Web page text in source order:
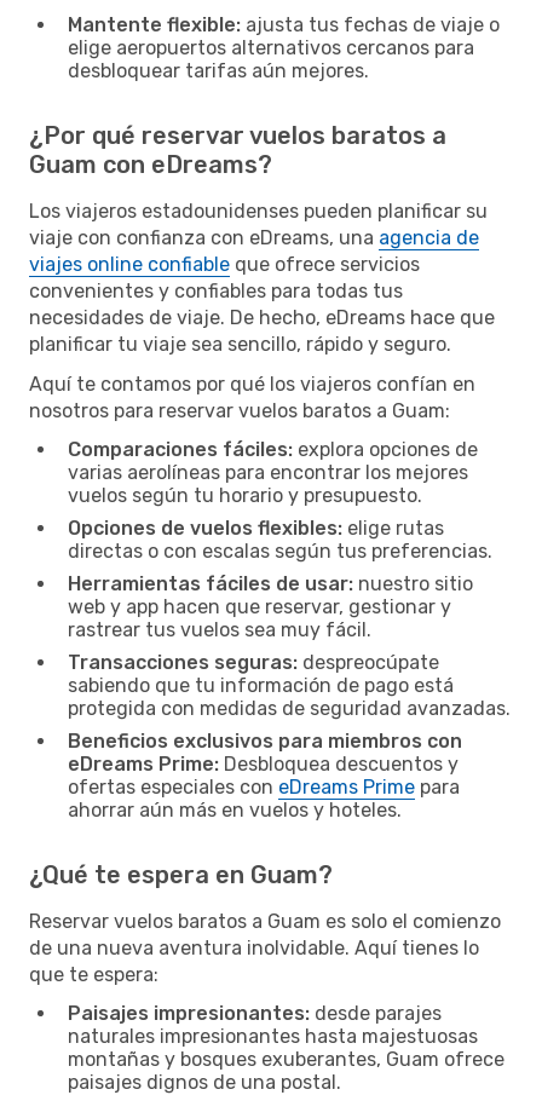
Mantente flexible: ajusta tus fechas de viaje o
elige aeropuertos alternativos cercanos para
desbloquear tarifas aún mejores.
¿Por qué reservar vuelos baratos a
Guam con eDreams?
Los viajeros estadounidenses pueden planificar su
viaje con confianza con eDreams, una agencia de
viajes online confiable que ofrece servicios
convenientes y confiables para todas tus
necesidades de viaje. De hecho, eDreams hace que
planificar tu viaje sea sencillo, rápido y seguro.
Aquí te contamos por qué los viajeros confían en
nosotros para reservar vuelos baratos a Guam:
Comparaciones fáciles: explora opciones de
varias aerolíneas para encontrar los mejores
vuelos según tu horario y presupuesto.
Opciones de vuelos flexibles: elige rutas
directas o con escalas según tus preferencias.
Herramientas fáciles de usar: nuestro sitio
web y app hacen que reservar, gestionar y
rastrear tus vuelos sea muy fácil.
Transacciones seguras: despreocúpate
sabiendo que tu información de pago está
protegida con medidas de seguridad avanzadas.
Beneficios exclusivos para miembros con
eDreams Prime: Desbloquea descuentos y
ofertas especiales con eDreams Prime para
ahorrar aún más en vuelos y hoteles.
¿Qué te espera en Guam?
Reservar vuelos baratos a Guam es solo el comienzo
de una nueva aventura inolvidable. Aquí tienes lo
que te espera:
Paisajes impresionantes: desde parajes
naturales impresionantes hasta majestuosas
montañas y bosques exuberantes, Guam ofrece
paisajes dignos de una postal.